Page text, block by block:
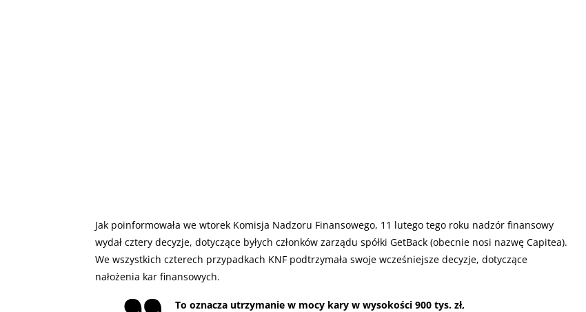
Jak poinformowała we wtorek Komisja Nadzoru Finansowego, 11 lutego tego roku nadzór finansowy
wydał cztery decyzje, dotyczące byłych członków zarządu spółki GetBack (obecnie nosi nazwę Capitea).
We wszystkich czterech przypadkach KNF podtrzymała swoje wcześniejsze decyzje, dotyczące
nałożenia kar finansowych.
To oznacza utrzymanie w mocy kary w wysokości 900 tys. zł,